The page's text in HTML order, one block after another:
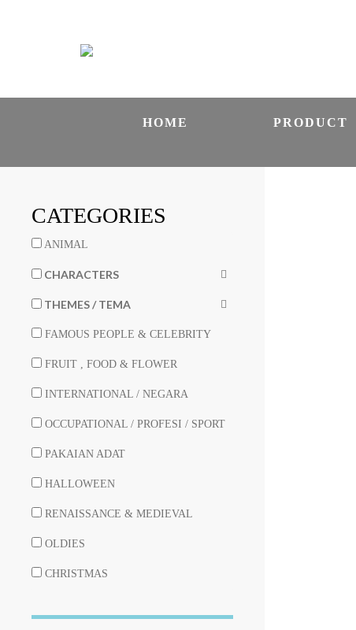
HOME PRODUCT
CATEGORIES
ANIMAL
CHARACTERS
THEMES / TEMA
FAMOUS PEOPLE & CELEBRITY
FRUIT , FOOD & FLOWER
INTERNATIONAL / NEGARA
OCCUPATIONAL / PROFESI / SPORT
PAKAIAN ADAT
HALLOWEEN
RENAISSANCE & MEDIEVAL
OLDIES
CHRISTMAS